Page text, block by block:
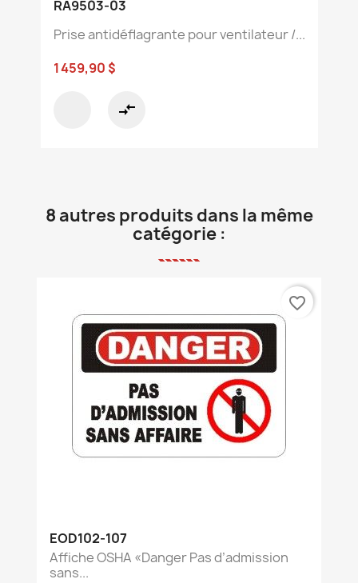
RA9503-03
Prise antidéflagrante pour ventilateur /...
1 459,90 $
compare_arrows
8 autres produits dans la même
catégorie :
EOD102-107
Affiche OSHA «Danger Pas d’admission
sans...
favorite_border